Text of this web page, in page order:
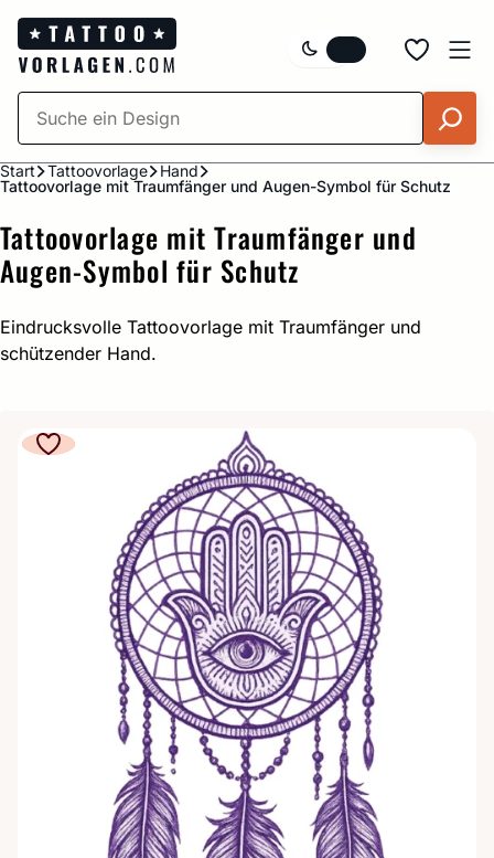
Zum
Inhalt
springen
Start Tattoovorlage
Hand
Tattoovorlage mit Traumfänger und Augen-Symbol für Schutz
Tattoovorlage mit Traumfänger und
Augen-Symbol für Schutz
Eindrucksvolle Tattoovorlage mit Traumfänger und
schützender Hand.